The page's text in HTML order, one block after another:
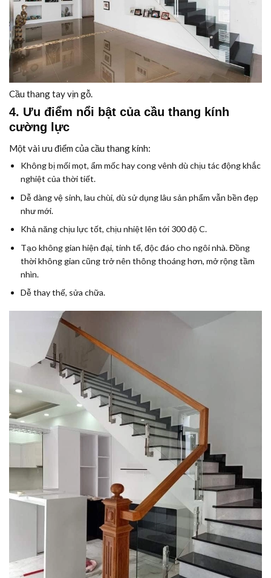
Cầu thang tay vịn gỗ.
4. Ưu điểm nổi bật của cầu thang kính
cường lực
Một vài ưu điểm của cầu thang kính:
Không bị mối mọt, ẩm mốc hay cong vênh dù chịu tác động khắc
nghiệt của thời tiết.
Dễ dàng vệ sinh, lau chùi, dù sử dụng lâu sản phẩm vẫn bền đẹp
như mới.
Khả năng chịu lực tốt, chịu nhiệt lên tới 300 độ C.
Tạo không gian hiện đại, tinh tế, độc đáo cho ngôi nhà. Đồng
thời không gian cũng trở nên thông thoáng hơn, mở rộng tầm
nhìn.
Dễ thay thế, sửa chữa.